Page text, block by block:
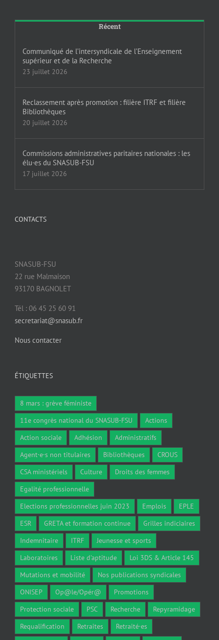
Récent
Communiqué de l’intersyndicale de l’Enseignement
supérieur et de la Recherche
23 juillet 2026
Reclassement après promotion : filière ITRF et filière
Bibliothèques
20 juillet 2026
Commissions administratives paritaires nationales : les
élu·es du SNASUB-FSU
17 juillet 2026
CONTACTS
SNASUB-FSU
22 rue Malmaison
93170 BAGNOLET
Tél : 06 45 25 60 91
secretariat@snasub.fr
Nous contacter
ÉTIQUETTES
8 mars : grève féministe
11e congrès national du SNASUB-FSU
Actions
Action sociale
Adhésion
Administratifs
Agent·e·s non titulaires
Bibliothèques
CROUS
CSA ministériels
Culture
Droits des femmes
Egalité professionnelle
Elections professionnelles juin 2023
Emplois
EPLE
ESR
GRETA et formation continue
Grilles indiciaires
Indemnitaire
ITRF
Jeunesse et sports
Laboratoires
Liste d'aptitude
Loi 3DS & Article 145
Mutations et mobilité
Nos publications syndicales
ONISEP
Op@le/Opér@
Promotions
Protection sociale
PSC Recherche
Repyramidage
Requalification
Retraites
Retraité·es